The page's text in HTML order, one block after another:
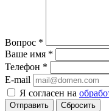
Вопрос *
Ваше имя *
Телефон *
E-mail
Я согласен на
Сбросить